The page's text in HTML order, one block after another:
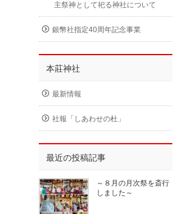
主祭神として祀る神社について
銀幣社指定40周年記念事業
本莊神社
最新情報
社報「しあわせの杜」
最近の投稿記事
～８月の月次祭を斎行
しました～